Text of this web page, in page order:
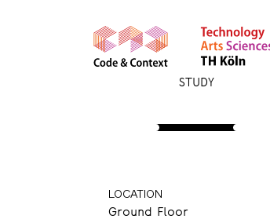
STUDY
LOCATION
Ground Floor